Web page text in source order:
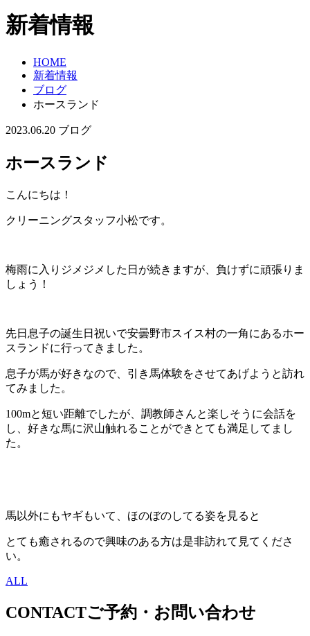
新着情報
HOME
新着情報
ブログ
ホースランド
2023.06.20 ブログ
ホースランド
こんにちは！
クリーニングスタッフ小松です。
梅雨に入りジメジメした日が続きますが、負けずに頑張りま
しょう！
先日息子の誕生日祝いで安曇野市スイス村の一角にあるホー
スランドに行ってきました。
息子が馬が好きなので、引き馬体験をさせてあげようと訪れ
てみました。
100mと短い距離でしたが、調教師さんと楽しそうに会話を
し、好きな馬に沢山触れることができとても満足してまし
た。
馬以外にもヤギもいて、ほのぼのしてる姿を見ると
とても癒されるので興味のある方は是非訪れて見てくださ
い。
ALL
CONTACTご予約・お問い合わせ